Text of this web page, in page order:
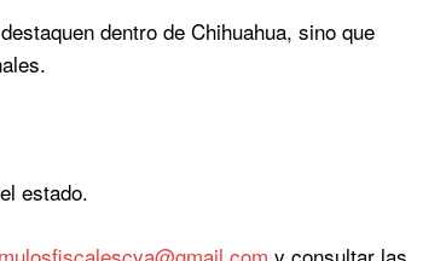
dentro de Chihuahua, sino que
estado.